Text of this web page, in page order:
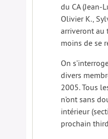
du CA (Jean-
Olivier K.,
arriveront au
moins de se
On
divers
2005. Tous
n’ont sans
intérieur
prochain